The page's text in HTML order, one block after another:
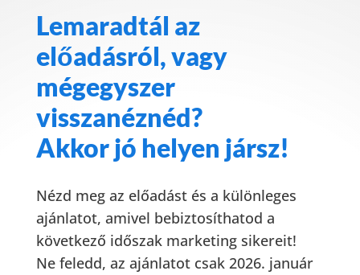
Lemaradtál az
előadásról, vagy
mégegyszer
visszanéznéd?
Akkor jó helyen jársz!
Nézd meg az előadást és a különleges
ajánlatot, amivel bebiztosíthatod a
következő időszak marketing sikereit!
Ne feledd, az ajánlatot csak 2026. január